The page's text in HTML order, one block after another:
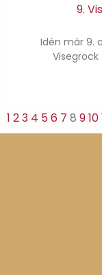
9.
Idén már 9.
1 23 4 56 7 8 910